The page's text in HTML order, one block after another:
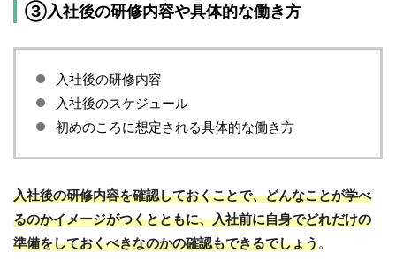
③入社後の研修内容や具体的な働き方
入社後の研修内容
入社後のスケジュール
初めのころに想定される具体的な働き方
入社後の研修内容を確認しておくことで、どんなことが学べ
るのかイメージがつくとともに、入社前に自身でどれだけの
準備をしておくべきなのかの確認もできるでしょう。